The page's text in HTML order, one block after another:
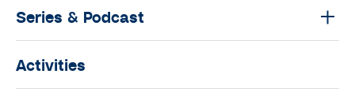
Series & Podcast
Activities